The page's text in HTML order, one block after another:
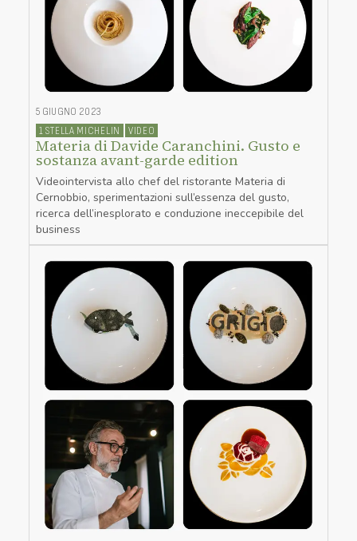
5 GIUGNO 2023
1 STELLA MICHELIN
VIDEO
Materia di Davide Caranchini. Gusto e
sostanza avant-garde edition
Videointervista allo chef del ristorante Materia di
Cernobbio, sperimentazioni sull’essenza del gusto,
ricerca dell’inesplorato e conduzione ineccepibile del
business